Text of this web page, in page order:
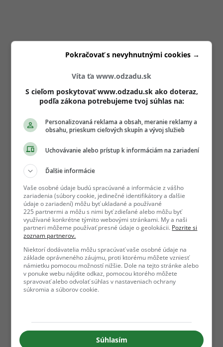
Víta ťa www.odzadu.sk
S cieľom poskytovať www.odzadu.sk ako doteraz,
podľa zákona potrebujeme tvoj súhlas na:
Personalizovaná reklama a obsah, meranie reklamy a
obsahu, prieskum cieľových skupín a vývoj služieb
Uchovávanie alebo prístup k informáciám na zariadení
Ďalšie informácie
Vaše osobné údaje budú spracúvané a informácie z vášho
zariadenia (súbory cookie, jedinečné identifikátory a ďalšie
údaje o zariadení) môžu byť ukladané a používané
225 partnermi a môžu s nimi byť zdieľané alebo môžu byť
využívané konkrétne týmito webovými stránkami. My a naši
partneri môžeme používať presné údaje o geolokácii. Pozrite si
zoznam partnerov.
Niektorí dodávatelia môžu spracúvať vaše osobné údaje na
základe oprávneného záujmu, proti ktorému môžete vzniesť
námietku pomocou možností nižšie. Dole na tejto stránke alebo
v ponuke webu nájdite odkaz, pomocou ktorého môžete
spravovať alebo odvolať súhlas v nastaveniach ochrany
súkromia a súborov cookie.
Súhlasím
Pokračovať s nevyhnutnými cookies →